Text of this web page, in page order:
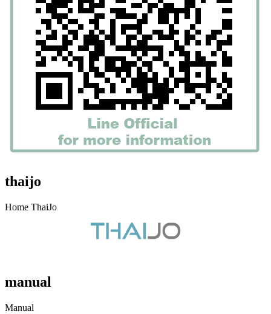
thaijo
Home ThaiJo
manual
Manual